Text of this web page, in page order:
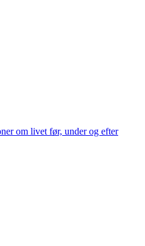
om livet før, under og efter